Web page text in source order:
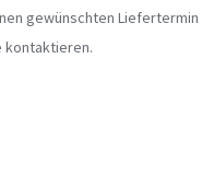
gewünschten Liefertermin
kontaktieren.